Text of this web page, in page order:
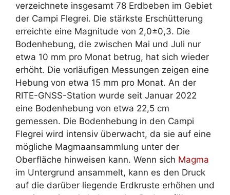
verzeichnete insgesamt 78 Erdbeben im Gebiet
der Campi Flegrei. Die stärkste Erschütterung
erreichte eine Magnitude von 2,0±0,3. Die
Bodenhebung, die zwischen Mai und Juli nur
etwa 10 mm pro Monat betrug, hat sich wieder
erhöht. Die vorläufigen Messungen zeigen eine
Hebung von etwa 15 mm pro Monat. An der
RITE-GNSS-Station wurde seit Januar 2022
eine Bodenhebung von etwa 22,5 cm
gemessen. Die Bodenhebung in den Campi
Flegrei wird intensiv überwacht, da sie auf eine
mögliche Magmaansammlung unter der
Oberfläche hinweisen kann. Wenn sich Magma
im Untergrund ansammelt, kann es den Druck
auf die darüber liegende Erdkruste erhöhen und